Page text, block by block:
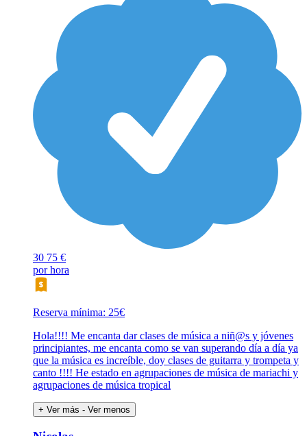
30 75 €
por hora
Reserva mínima: 25€
Hola!!!! Me encanta dar clases de música a niñ@s y jóvenes
principiantes, me encanta como se van superando día a día ya
que la música es increíble, doy clases de guitarra y trompeta y
canto !!!! He estado en agrupaciones de música de mariachi y
agrupaciones de música tropical
+ Ver más - Ver menos